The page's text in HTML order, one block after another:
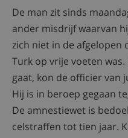
De man zit sinds
ander misdrijf waarvan
zich niet in de afgelopen
Turk op vrije voeten
gaat, kon de officier van
Hij is in beroep gegaan
De amnestiewet is
celstraffen tot tien jaar.